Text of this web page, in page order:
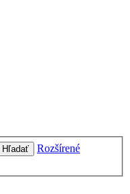
Hľadať
Rozšírené